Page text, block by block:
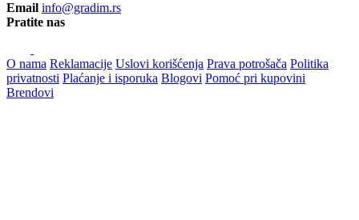
Email info@gradim.rs
Pratite nas
O nama Reklamacije Uslovi korišćenja Prava potrošača Politika
privatnosti Plaćanje i isporuka Blogovi Pomoć pri kupovini
Brendovi